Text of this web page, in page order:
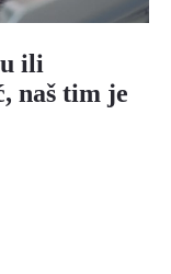
ili
naš tim je